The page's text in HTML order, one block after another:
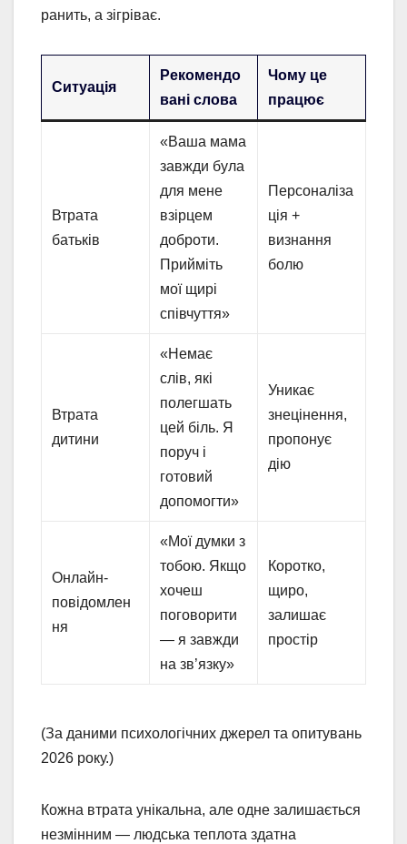
ранить, а зігріває.
Ситуація
Рекомендо
вані слова
Чому це
працює
Втрата
батьків
«Ваша мама
завжди була
для мене
взірцем
доброти.
Прийміть
мої щирі
співчуття»
Персоналіза
ція +
визнання
болю
Втрата
дитини
«Немає
слів, які
полегшать
цей біль. Я
поруч і
готовий
допомогти»
Уникає
знецінення,
пропонує
дію
Онлайн-
повідомлен
ня
«Мої думки з
тобою. Якщо
хочеш
поговорити
— я завжди
на зв’язку»
Коротко,
щиро,
залишає
простір
(За даними психологічних джерел та опитувань
2026 року.)
Кожна втрата унікальна, але одне залишається
незмінним — людська теплота здатна